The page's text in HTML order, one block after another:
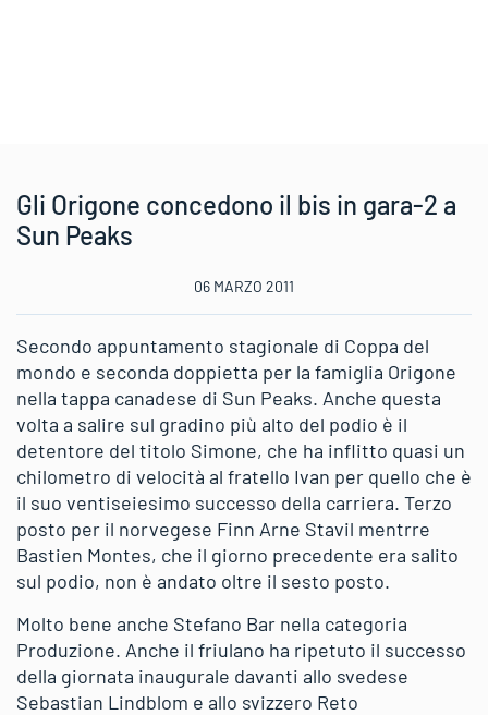
Gli Origone concedono il bis in gara-2 a
Sun Peaks
06 MARZO 2011
Secondo appuntamento stagionale di Coppa del
mondo e seconda doppietta per la famiglia Origone
nella tappa canadese di Sun Peaks. Anche questa
volta a salire sul gradino più alto del podio è il
detentore del titolo Simone, che ha inflitto quasi un
chilometro di velocità al fratello Ivan per quello che è
il suo ventiseiesimo successo della carriera. Terzo
posto per il norvegese Finn Arne Stavil mentrre
Bastien Montes, che il giorno precedente era salito
sul podio, non è andato oltre il sesto posto.
Molto bene anche Stefano Bar nella categoria
Produzione. Anche il friulano ha ripetuto il successo
della giornata inaugurale davanti allo svedese
Sebastian Lindblom e allo svizzero Reto